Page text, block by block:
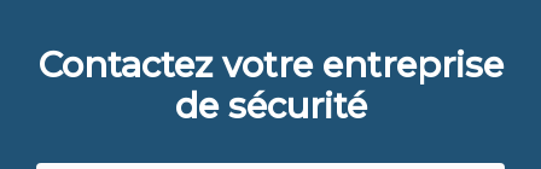
Contactez votre entreprise
de sécurité